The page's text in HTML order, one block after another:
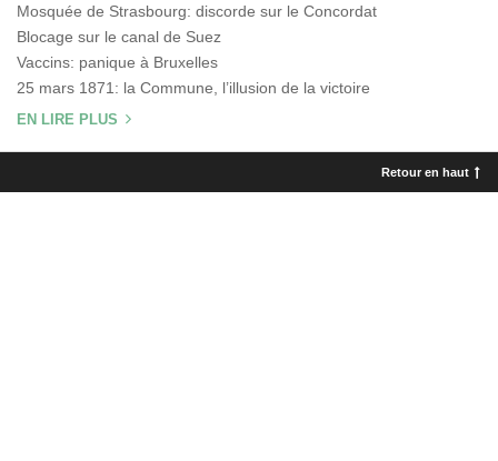
Mosquée de Strasbourg: discorde sur le Concordat
Blocage sur le canal de Suez
Vaccins: panique à Bruxelles
25 mars 1871: la Commune, l’illusion de la victoire
EN LIRE PLUS
Retour en haut